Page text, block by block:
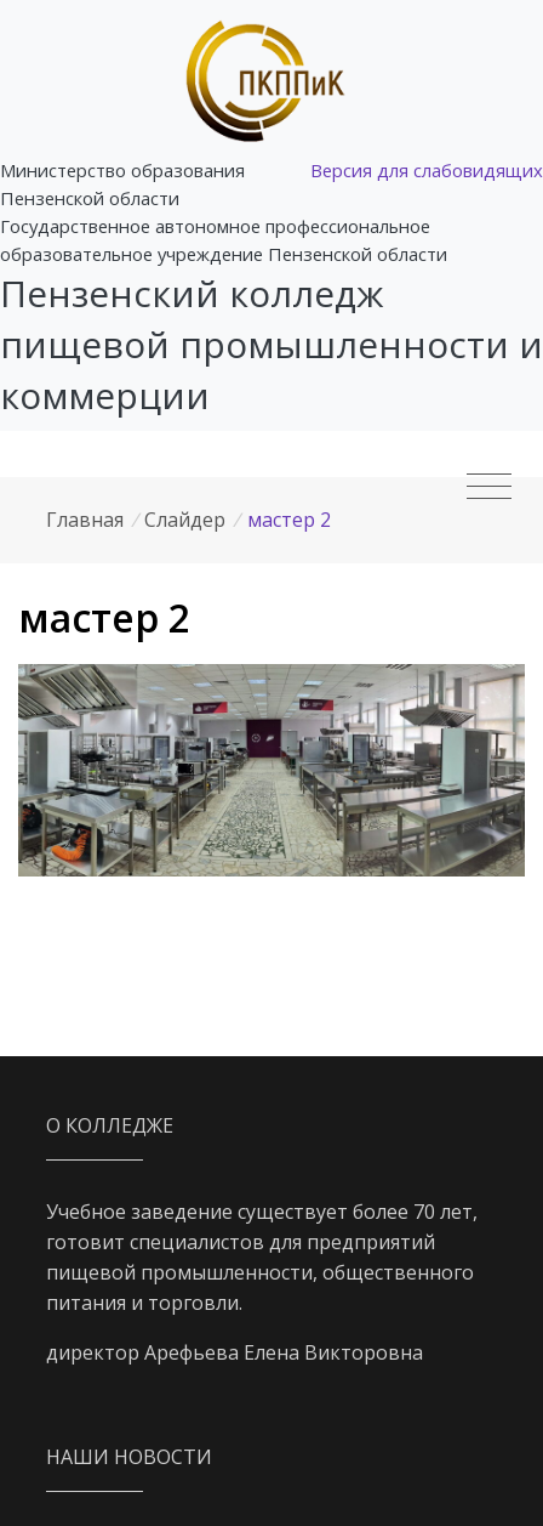
Версия для слабовидящих
Министерство образования
Пензенской области
Государственное автономное профессиональное
образовательное учреждение Пензенской области
Пензенский колледж
пищевой промышленности и
коммерции
Главная / Слайдер / мастер 2
мастер 2
О КОЛЛЕДЖЕ
Учебное заведение существует более 70 лет,
готовит специалистов для предприятий
пищевой промышленности, общественного
питания и торговли.
директор Арефьева Елена Викторовна
НАШИ НОВОСТИ